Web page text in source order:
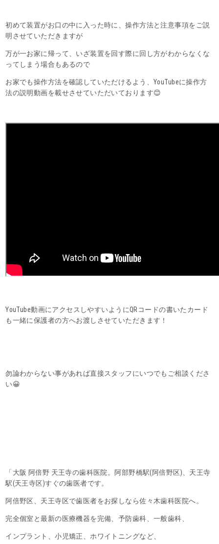
初めて装置がお口の中に入った時に、操作方法と注意事項をご説
明させていただきますが
万が一お家に帰って、いざ装置を回す際に回し方がわからなくな
ってしまう場合もあるので
お家でも操作方法を確認していただけるよう、YouTubeに操作方
法の説明動画を載せさせていただいております😊
YouTube動画にアクセスしやすいようにQRコードの書いたカード
も一緒に保護者の方へお渡しさせていただきます！
勿論わからない事があれば直接スタッフにいつでもご相談くださ
い😀
「大阪 阿倍野 天王寺の歯科医院。阿部野橋駅(阿倍野区)、天王寺
駅(天王寺区)すぐの歯医者です。
阿倍野区、天王寺区で歯医者をお探しなら佐々木歯科医院へ。
完全個室と最新の医療機器を完備、予防歯科、一般歯科、
インプラント、小児矯正、ホワイトニングなど、